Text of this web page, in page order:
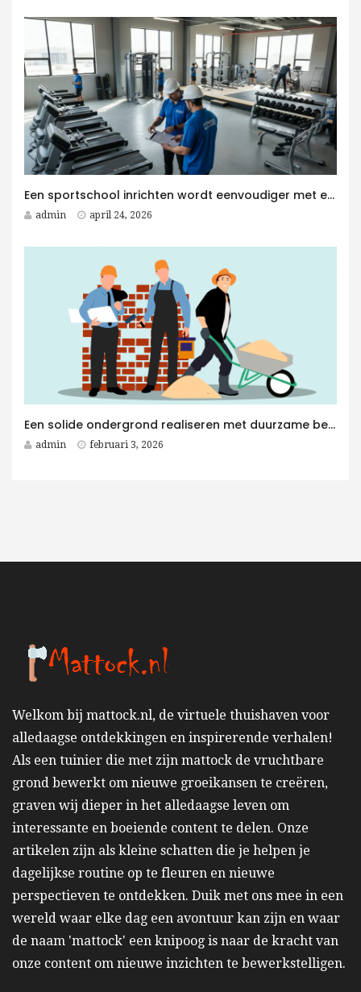
Een sportschool inrichten wordt eenvoudiger met een Fitness Aannemer aan je zijde
admin april 24, 2026
Een solide ondergrond realiseren met duurzame betonplaten voor elk betonwerken project
admin februari 3, 2026
Welkom bij mattock.nl, de virtuele thuishaven voor
alledaagse ontdekkingen en inspirerende verhalen!
Als een tuinier die met zijn mattock de vruchtbare
grond bewerkt om nieuwe groeikansen te creëren,
graven wij dieper in het alledaagse leven om
interessante en boeiende content te delen. Onze
artikelen zijn als kleine schatten die je helpen je
dagelijkse routine op te fleuren en nieuwe
perspectieven te ontdekken. Duik met ons mee in een
wereld waar elke dag een avontuur kan zijn en waar
de naam 'mattock' een knipoog is naar de kracht van
onze content om nieuwe inzichten te bewerkstelligen.